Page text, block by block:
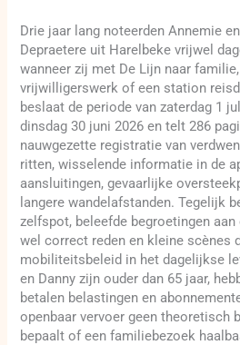
Drie jaar lang noteerden Annemie
Depraetere uit Harelbeke vrijwel
wanneer zij met De Lijn naar
vrijwilligerswerk of een station
beslaat de periode van zaterdag 1
dinsdag 30 juni 2026 en telt 286
nauwgezette registratie van
ritten, wisselende informatie in de
aansluitingen, gevaarlijke
langere wandelafstanden. Tegelijk
zelfspot, beleefde begroetingen
wel correct reden en kleine scènes
mobiliteitsbeleid in het dagelijkse
en Danny zijn ouder dan 65 jaar,
betalen belastingen en
openbaar vervoer geen theoretisch
bepaalt of een familiebezoek